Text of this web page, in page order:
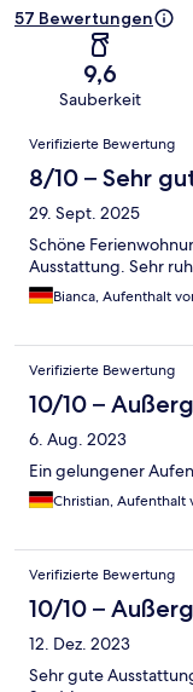
57 Bewertungen
9,6
Sauberkeit
Bewertungen
Verifizierte Bewertung
8/10 – Sehr
29. Sept. 2025
Schöne
Ausstattung. Sehr
Bianca, Aufenthalt
Verifizierte Bewertung
10/10 –
6. Aug. 2023
Ein gelungener
Christian, Aufenthalt
Verifizierte Bewertung
10/10 –
12. Dez. 2023
Sehr gute